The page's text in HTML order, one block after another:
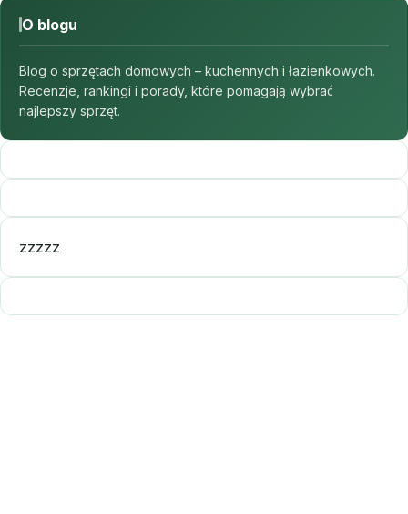
O blogu
Blog o sprzętach domowych – kuchennych i łazienkowych.
Recenzje, rankingi i porady, które pomagają wybrać
najlepszy sprzęt.
zzzzz